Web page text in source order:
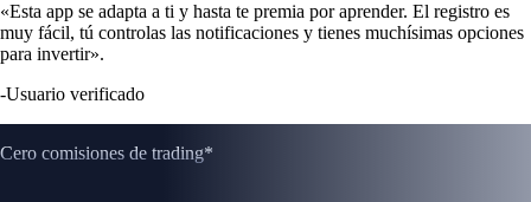
«Esta app se adapta a ti y hasta te premia por aprender. El registro es
muy fácil, tú controlas las notificaciones y tienes muchísimas opciones
para invertir».
-Usuario verificado
Cero comisiones de trading*